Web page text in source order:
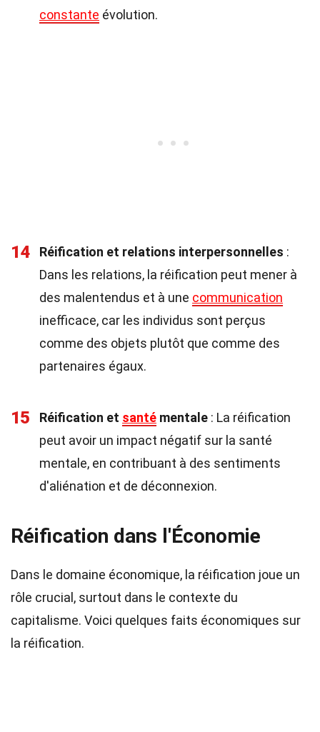
constante évolution.
14 Réification et relations interpersonnelles :
Dans les relations, la réification peut mener à
des malentendus et à une communication
inefficace, car les individus sont perçus
comme des objets plutôt que comme des
partenaires égaux.
15 Réification et santé mentale : La réification
peut avoir un impact négatif sur la santé
mentale, en contribuant à des sentiments
d'aliénation et de déconnexion.
Réification dans l'Économie
Dans le domaine économique, la réification joue un
rôle crucial, surtout dans le contexte du
capitalisme. Voici quelques faits économiques sur
la réification.